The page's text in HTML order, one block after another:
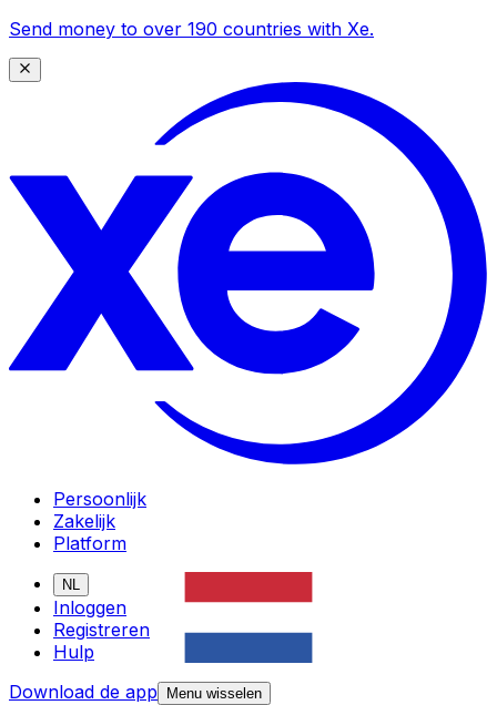
Send money to over 190 countries with Xe.
Persoonlijk
Zakelijk
Platform
NL
Inloggen
Registreren
Hulp
Download de app
Menu wisselen